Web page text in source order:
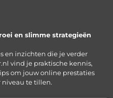
en slimme strategieën
en inzichten die je verder
vind je praktische kennis,
om jouw online prestaties
niveau te tillen.